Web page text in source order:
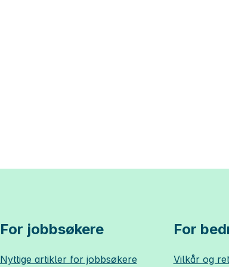
For jobbsøkere
Nyttige artikler for jobbsøkere
For
Vilkår og